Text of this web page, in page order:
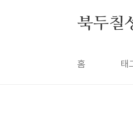
북두칠
홈 태